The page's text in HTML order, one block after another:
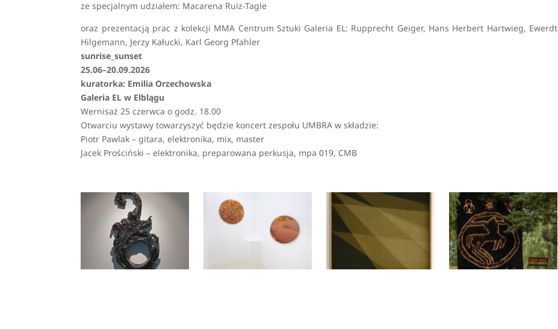
ze specjalnym udziałem: Macarena Ruiz-Tagle
oraz prezentacją prac z kolekcji MMA Centrum Sztuki Galeria EL: Rupprecht Geiger, Hans Herbert Hartwieg, Ewerdt
Hilgemann, Jerzy Kałucki, Karl Georg Pfahler
sunrise_sunset
25.06–20.09.2026
kuratorka: Emilia Orzechowska
Galeria EL w Elblągu
Wernisaż 25 czerwca o godz. 18.00
Otwarciu wystawy towarzyszyć będzie koncert zespołu UMBRA w składzie:
Piotr Pawlak – gitara, elektronika, mix, master
Jacek Prościński – elektronika, preparowana perkusja, mpa 019, CMB